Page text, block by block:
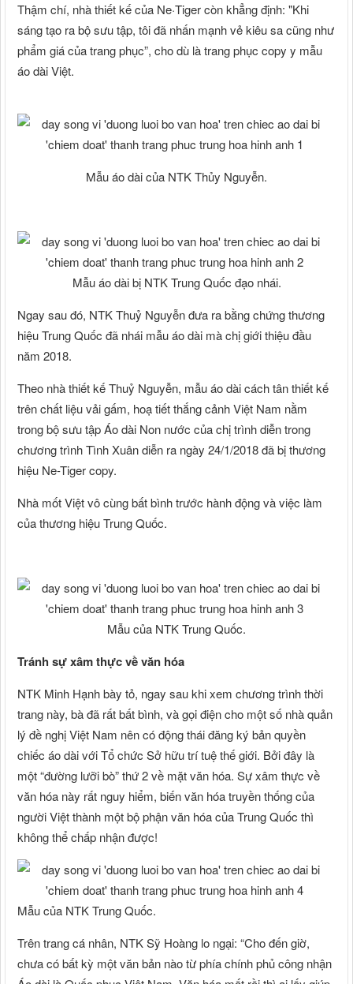
Thậm chí, nhà thiết kế của Ne·Tiger còn khẳng định: "Khi
sáng tạo ra bộ sưu tập, tôi đã nhấn mạnh vẻ kiêu sa cũng như
phẩm giá của trang phục”, cho dù là trang phục copy y mẫu
áo dài Việt.
Mẫu áo dài của NTK Thủy Nguyễn.
Mẫu áo dài bị NTK Trung Quốc đạo nhái.
Ngay sau đó, NTK Thuỷ Nguyễn đưa ra bằng chứng thương
hiệu Trung Quốc đã nhái mẫu áo dài mà chị giới thiệu đầu
năm 2018.
Theo nhà thiết kế Thuỷ Nguyễn, mẫu áo dài cách tân thiết kế
trên chất liệu vải gấm, hoạ tiết thắng cảnh Việt Nam nằm
trong bộ sưu tập Áo dài Non nước của chị trình diễn trong
chương trình Tình Xuân diễn ra ngày 24/1/2018 đã bị thương
hiệu Ne-Tiger copy.
Nhà mốt Việt vô cùng bất bình trước hành động và việc làm
của thương hiệu Trung Quốc.
Mẫu của NTK Trung Quốc.
Tránh sự xâm thực về văn hóa
NTK Minh Hạnh bày tỏ, ngay sau khi xem chương trình thời
trang này, bà đã rất bất bình, và gọi điện cho một số nhà quản
lý đề nghị Việt Nam nên có động thái đăng ký bản quyền
chiếc áo dài với Tổ chức Sở hữu trí tuệ thế giới. Bởi đây là
một “đường lưỡi bò” thứ 2 về mặt văn hóa. Sự xâm thực về
văn hóa này rất nguy hiểm, biến văn hóa truyền thống của
người Việt thành một bộ phận văn hóa của Trung Quốc thì
không thể chấp nhận được!
Mẫu của NTK Trung Quốc.
Trên trang cá nhân, NTK Sỹ Hoàng lo ngại: “Cho đến giờ,
chưa có bất kỳ một văn bản nào từ phía chính phủ công nhận